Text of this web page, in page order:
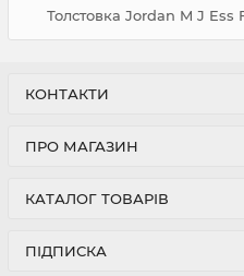
Толстовка Jordan M J Ess
КОНТАКТИ
ПРО МАГАЗИН
КАТАЛОГ ТОВАРІВ
ПІДПИСКА